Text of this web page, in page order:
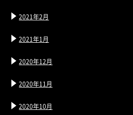
2021年2月
2021年1月
2020年12月
2020年11月
2020年10月